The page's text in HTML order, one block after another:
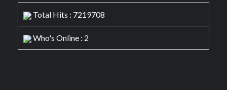
Total Hits : 7219708
Who's Online : 2